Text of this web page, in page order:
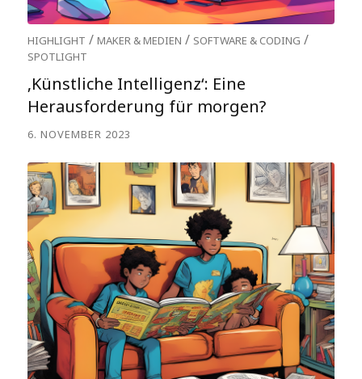
HIGHLIGHT / MAKER & MEDIEN / SOFTWARE & CODING /
SPOTLIGHT
‚Künstliche Intelligenz‘: Eine
Herausforderung für morgen?
6. NOVEMBER 2023